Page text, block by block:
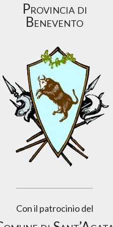
Provincia di
Benevento
Con il patrocinio del